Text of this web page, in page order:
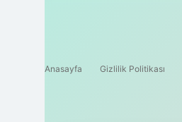
Anasayfa Gizlilik Politikası